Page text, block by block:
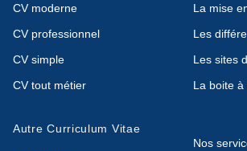
CV moderne
CV professionnel
CV simple
CV tout métier
La mise
Les
Les sites
La boite à
Autre Curriculum Vitae
Nos